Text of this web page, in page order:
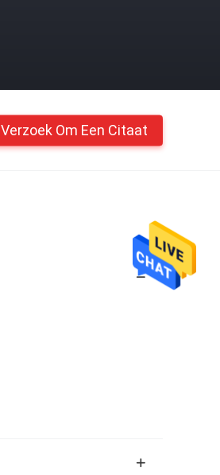
Verzoek Om Een Citaat